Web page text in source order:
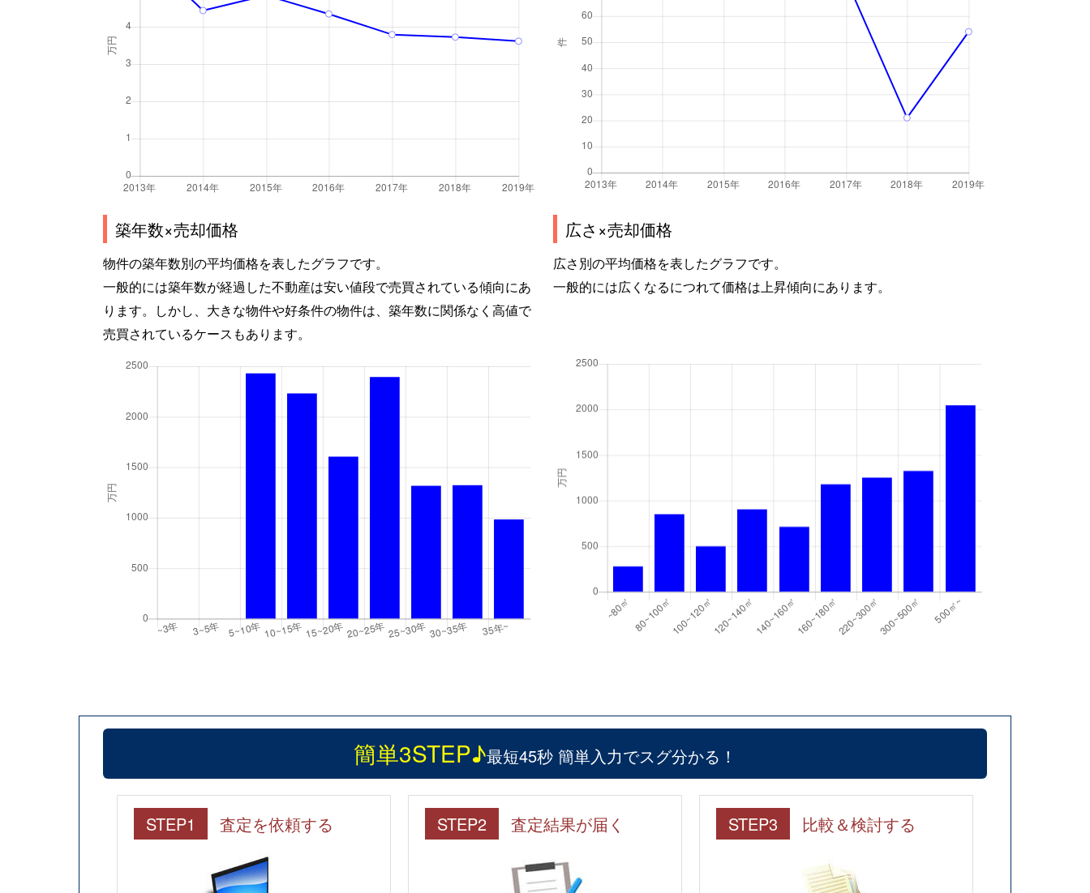
築年数×売却価格
物件の築年数別の平均価格を表したグラフです。
一般的には築年数が経過した不動産は安い値段で売買されている傾向にあ
ります。しかし、大きな物件や好条件の物件は、築年数に関係なく高値で
売買されているケースもあります。
広さ×売却価格
広さ別の平均価格を表したグラフです。
一般的には広くなるにつれて価格は上昇傾向にあります。
簡単3STEP♪最短45秒 簡単入力でスグ分かる！
STEP1 査定を依頼する STEP2 査定結果が届く STEP3 比較＆検討する